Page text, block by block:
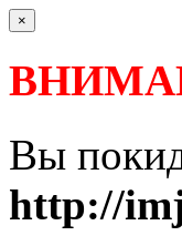
×
Вы
http://